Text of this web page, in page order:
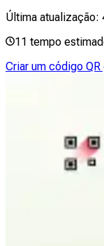
Última atualização:
11 tempo
Criar um código